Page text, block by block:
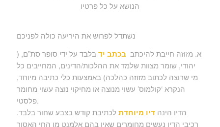
הנושא על כל פרטיו
נשתדל לפרוש את היריעה כולה לפניכם
א. מזוזה חייבת להיכתב בכתב יד בלבד על ידי סופר סת”ם, (
יהודי, שומר מצוות שלמד את ההלכות/הדינים, המחייבים כל
מי שרוצה לכתוב מזוזה כהלכה) באמצעות כלי כתיבה מיוחד,
הנקרא ‘קולמוס’ עשוי מנוצה או מחיקוי נוצה עשוי מחומר
פלסטי.
הדיו הינהדיו מיוחדת לכתיבת קודש בצבע שחור בלבד.
רכיבי הדיו נעשים מחומרים שאין בהם אלמנט מן החי האסור